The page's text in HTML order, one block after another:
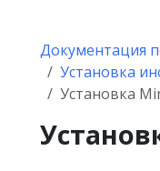
Документация
Установка
Установка